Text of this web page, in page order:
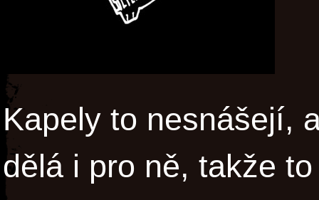
Kapely to nesnášejí,
dělá i pro ně, takže